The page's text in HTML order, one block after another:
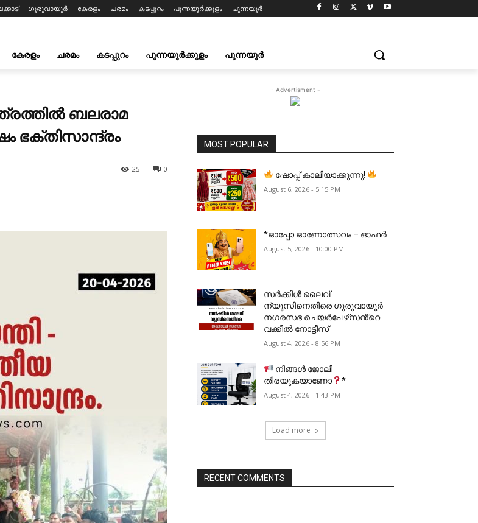
ഗുരുവായൂർ കേരളം ചരമം കടപ്പുറം പുന്നയൂർക്കുളം പുന്നയൂർ
കേരളം ചരമം കടപ്പുറം പുന്നയൂർക്കുളം പുന്നയൂർ
ബലരാമ
0
25
- Advertisment -
MOST POPULAR
ഷോപ്പ് കാലിയാക്കുന്നു!
August 6, 2026 - 5:15 PM
*ഓപ്പോ ഓണോത്സവം – ഓഫർ
August 5, 2026 - 10:00 PM
സർക്കിൾ ലൈവ്
ന്യൂസിനെതിരെ ഗുരുവായൂർ
നഗരസഭ ചെയർപേഴ്‌സൻ്റെ
വക്കീൽ നോട്ടീസ്
August 4, 2026 - 8:56 PM
നിങ്ങൾ ജോലി
തിരയുകയാണോ
*
August 4, 2026 - 1:43 PM
Load more
RECENT COMMENTS